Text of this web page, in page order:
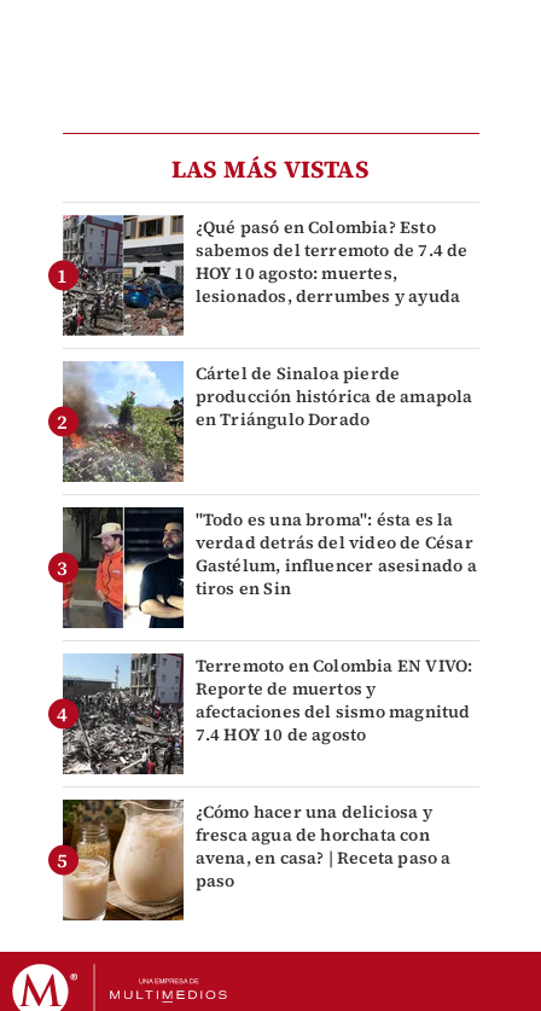
LAS MÁS VISTAS
¿Qué pasó en Colombia? Esto
sabemos del terremoto de 7.4 de
HOY 10 agosto: muertes,
lesionados, derrumbes y ayuda
Cártel de Sinaloa pierde
producción histórica de amapola
en Triángulo Dorado
"Todo es una broma": ésta es la
verdad detrás del video de César
Gastélum, influencer asesinado a
tiros en Sin
Terremoto en Colombia EN VIVO:
Reporte de muertos y
afectaciones del sismo magnitud
7.4 HOY 10 de agosto
¿Cómo hacer una deliciosa y
fresca agua de horchata con
avena, en casa? | Receta paso a
paso